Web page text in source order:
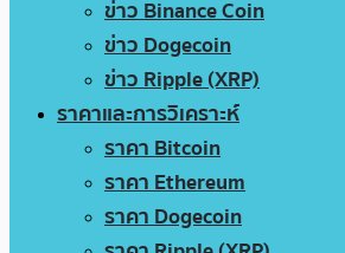
ข่าว Binance Coin
ข่าว Dogecoin
ข่าว Ripple (XRP)
ราคาและการวิเคราะห์
ราคา Bitcoin
ราคา Ethereum
ราคา Dogecoin